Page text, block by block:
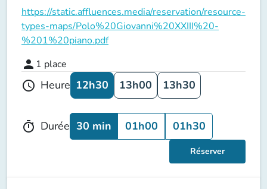
https://static.affluences.media/reservation/resource-
types-maps/Polo%20Giovanni%20XXIII%20-
%201%20piano.pdf
person 1 place
schedule Heure 12h30 13h00 13h30
timer Durée 30 min 01h00 01h30
Réserver